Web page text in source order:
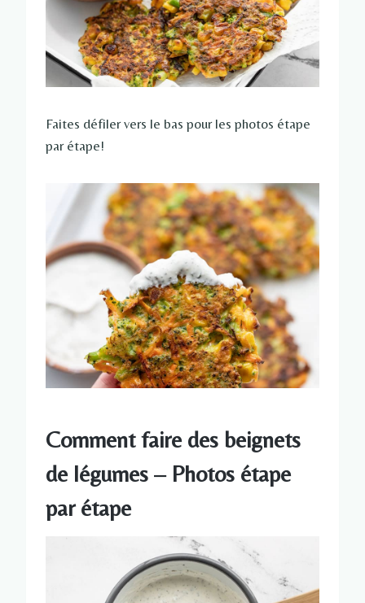
Faites défiler vers le bas pour les photos étape
par étape!
Comment faire des beignets
de légumes – Photos étape
par étape